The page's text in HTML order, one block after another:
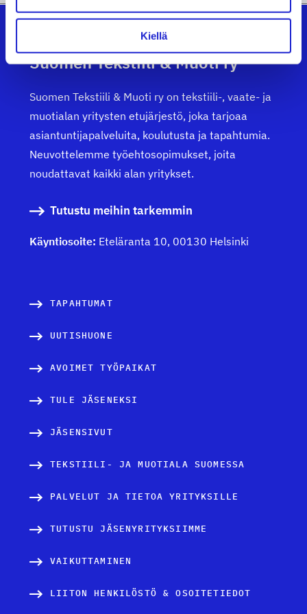
Kiellä
Suomen Tekstiili & Muoti ry
Suomen Tekstiili & Muoti ry on tekstiili-, vaate- ja
muotialan yritysten etujärjestö, joka tarjoaa
asiantuntijapalveluita, koulutusta ja tapahtumia.
Neuvottelemme työehtosopimukset, joita
noudattavat kaikki alan yritykset.
Tutustu meihin tarkemmin
Käyntiosoite: Eteläranta 10, 00130 Helsinki
TAPAHTUMAT
UUTISHUONE
AVOIMET TYÖPAIKAT
TULE JÄSENEKSI
JÄSENSIVUT
TEKSTIILI- JA MUOTIALA SUOMESSA
PALVELUT JA TIETOA YRITYKSILLE
TUTUSTU JÄSENYRITYKSIIMME
VAIKUTTAMINEN
LIITON HENKILÖSTÖ & OSOITETIEDOT